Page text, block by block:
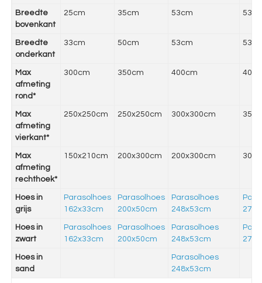
Breedte
bovenkant
25cm 35cm 53cm
Breedte
onderkant
33cm 50cm 53cm
Max
afmeting
rond*
300cm 350cm 400cm
Max
afmeting
vierkant*
250x250cm 250x250cm 300x300cm
Max
afmeting
rechthoek*
150x210cm 200x300cm 200x300cm
Hoes in
grijs
Parasolhoes
162x33cm
Parasolhoes
200x50cm
Parasolhoes
248x53cm
Hoes in
zwart
Parasolhoes
162x33cm
Parasolhoes
200x50cm
Parasolhoes
248x53cm
Hoes in
sand
Parasolhoes
248x53cm